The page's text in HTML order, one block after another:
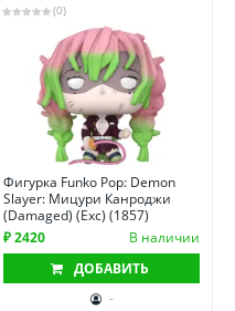
(0)
Фигурка Funko Pop: Demon
Slayer: Мицури Канроджи
(Damaged) (Exc) (1857)
₽ 2420
В наличии
ДОБАВИТЬ
-